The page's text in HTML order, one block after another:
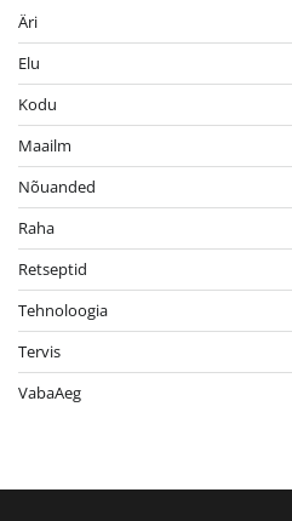
Äri
Elu
Kodu
Maailm
Nõuanded
Raha
Retseptid
Tehnoloogia
Tervis
VabaAeg